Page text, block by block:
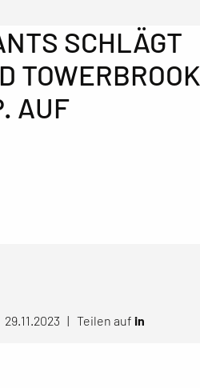
SCHLÄGT
TOWERBROOK
AUF
| Teilen auf in